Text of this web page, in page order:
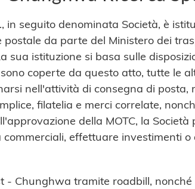
in seguito denominata Società, è
postale da parte del Ministero dei
sua istituzione si basa sulle
coperte da questo atto, tutte le
nell'attività di consegna di posta,
filatelia e merci correlate,
della MOTC, la Società
effettuare investimenti
- Chunghwa tramite roadbill, nonché